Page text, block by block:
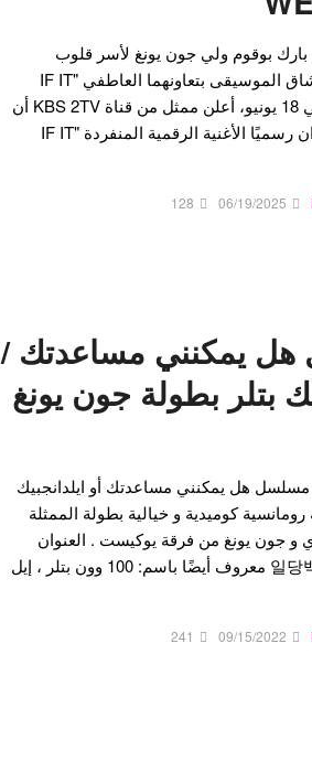
بارك بوقوم ولي جون يونغ لأسر قلوب
المشاهدين وعشاق الموسيقى بتعاونهما العاطفي "IF IT
WERE ME" في 18 يونيو، أعلن ممثل من قناة KBS 2TV أن
الثنائي سيصدران رسميًا الأغنية الرقمية المنفردة "IF IT
06/19/2025
128
يمكنني مساعدتك /
بتلر بطولة جون يونغ
مسلسل هل يمكنني مساعدتك أو ايلدانجبيك
رومانسية كوميدية و خيالية بطولة الممثلة
و جون يونغ من فرقة يوكيست . العنوان
الأصلي: 일당백 집사 معروف أيضًا باسم: 100 وون بتلر ، إيل
09/15/2022
241